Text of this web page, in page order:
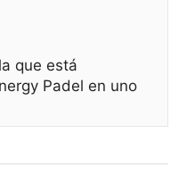
que está
Padel en uno